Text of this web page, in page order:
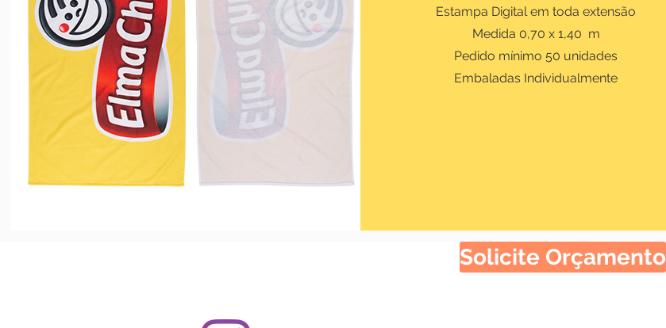
Estampa Digital em toda extensão
Medida 0,70 x 1,40 m
Pedido mínimo 50 unidades
Embaladas Individualmente
Solicite Orçamento